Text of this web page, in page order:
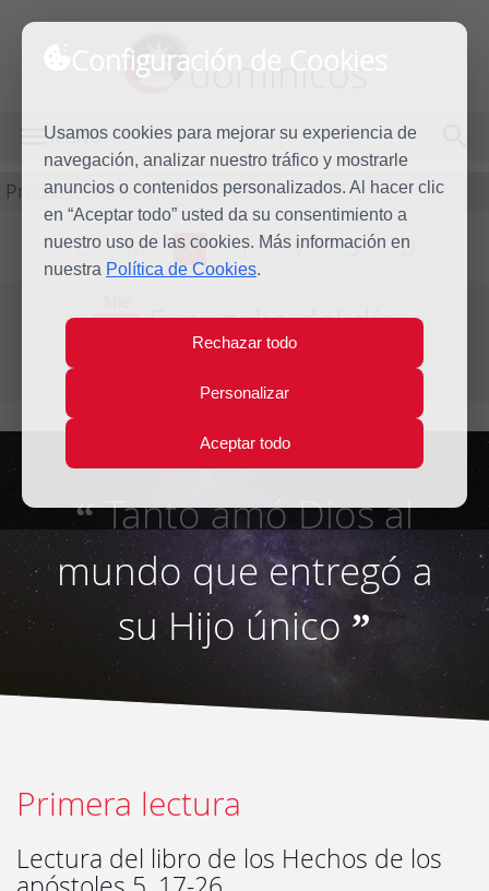
Configuración de Cookies
Usamos cookies para mejorar su experiencia de
navegación, analizar nuestro tráfico y mostrarle
anuncios o contenidos personalizados. Al hacer clic
en “Aceptar todo” usted da su consentimiento a
nuestro uso de las cookies. Más información en
nuestra Política de Cookies.
Rechazar todo
Personalizar
Aceptar todo
dominicos
MENÚ
Predicación
L M X J V S D
10 Evangelio del día
“Tanto amó Dios al
mundo que entregó a
su Hijo único”
Primera lectura
Lectura del libro de los Hechos de los